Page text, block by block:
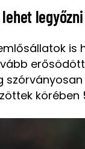
lehet
is
körében